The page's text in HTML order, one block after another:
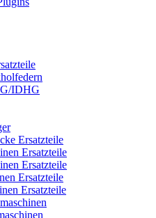
IDHG
Ersatzteile
Ersatzteile
Ersatzteile
Ersatzteile
Ersatzteile